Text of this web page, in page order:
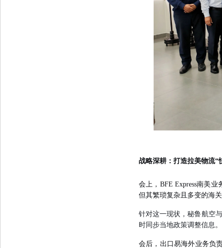
战略深耕：打造拉美物流“
会上 ， BFE Express南美
但其繁琐复杂且多变的海
针对这一现状，秘鲁航空
时同步当地政策调整信息。
会后， 出口易海外业务负